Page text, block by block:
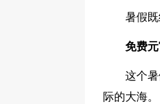
暑假
免费
这个
际的大海。